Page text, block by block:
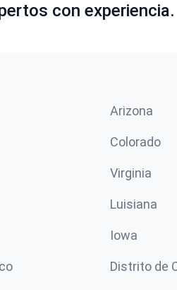
con experiencia.
Arizona
Colorado
Virginia
Luisiana
Iowa
Distrito de